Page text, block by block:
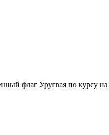
по курсу на